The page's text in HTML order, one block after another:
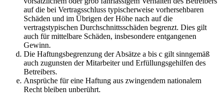
auf die bei Vertragsschluss typischerweise vorhersehbaren
Schäden und im Übrigen der Höhe nach auf die
vertragstypischen Durchschnittsschäden begrenzt. Dies gilt
auch für mittelbare Schäden, insbesondere entgangenen
Gewinn.
Die Haftungsbegrenzung der Absätze a bis c gilt sinngemäß
auch zugunsten der Mitarbeiter und Erfüllungsgehilfen des
Betreibers.
Ansprüche für eine Haftung aus zwingendem nationalem
Recht bleiben unberührt.